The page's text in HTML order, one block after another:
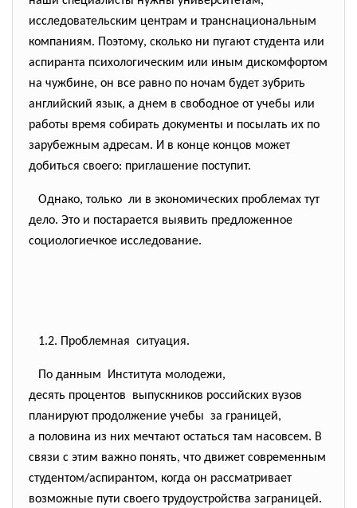
исследовательским центрам и транснациональным
компаниям. Поэтому, сколько ни пугают студента или
аспиранта психологическим или иным дискомфортом
на чужбине, он все равно по ночам будет зубрить
английский язык, а днем в свободное от учебы или
работы время собирать документы и посылать их по
зарубежным адресам. И в конце концов может
добиться своего: приглашение поступит.
Однако, только ли в экономических проблемах тут
дело. Это и постарается выявить предложенное
социологиечкое исследование.
1.2. Проблемная ситуация.
По данным Института молодежи,
десять процентов выпускников российских вузов
планируют продолжение учебы за границей,
а половина из них мечтают остаться там насовсем. В
связи с этим важно понять, что движет современным
студентом/аспирантом, когда он рассматривает
возможные пути своего трудоустройства заграницей.